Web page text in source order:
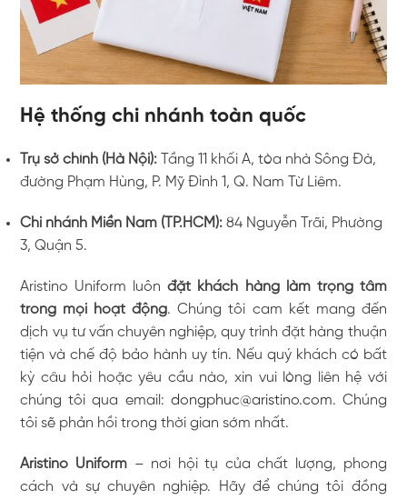
Hệ thống chi nhánh toàn quốc
Trụ sở chính (Hà Nội): Tầng 11 khối A, tòa nhà Sông Đà,
đường Phạm Hùng, P. Mỹ Đình 1, Q. Nam Từ Liêm.
Chi nhánh Miền Nam (TP.HCM): 84 Nguyễn Trãi, Phường
3, Quận 5.
Aristino Uniform luônđặt khách hàng làm trọng tâm
trong mọi hoạt động. Chúng tôi cam kết mang đến
dịch vụ tư vấn chuyên nghiệp, quy trình đặt hàng thuận
tiện và chế độ bảo hành uy tín. Nếu quý khách có bất
kỳ câu hỏi hoặc yêu cầu nào, xin vui lòng liên hệ với
chúng tôi qua email: dongphuc@aristino.com. Chúng
tôi sẽ phản hồi trong thời gian sớm nhất.
Aristino Uniform– nơi hội tụ của chất lượng, phong
cách và sự chuyên nghiệp. Hãy để chúng tôi đồng